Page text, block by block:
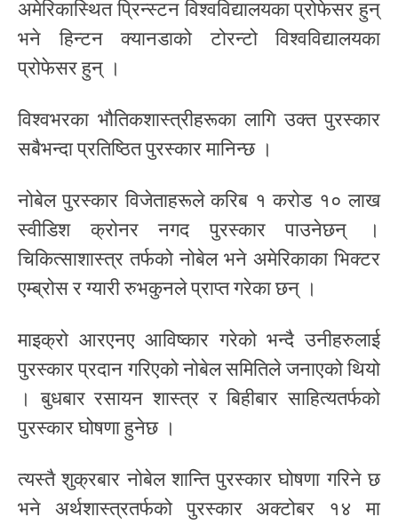
अमेरिकास्थित प्रिन्स्टन विश्वविद्यालयका प्रोफेसर हुन्
भने हिन्टन क्यानडाको टोरन्टो विश्वविद्यालयका
प्रोफेसर हुन् ।
विश्वभरका भौतिकशास्त्रीहरूका लागि उक्त पुरस्कार
सबैभन्दा प्रतिष्ठित पुरस्कार मानिन्छ ।
नोबेल पुरस्कार विजेताहरूले करिब १ करोड १० लाख
स्वीडिश क्रोनर नगद पुरस्कार पाउनेछन् ।
चिकित्साशास्त्र तर्फको नोबेल भने अमेरिकाका भिक्टर
एम्ब्रोस र ग्यारी रुभकुनले प्राप्त गरेका छन् ।
माइक्रो आरएनए आविष्कार गरेको भन्दै उनीहरुलाई
पुरस्कार प्रदान गरिएको नोबेल समितिले जनाएको थियो
। बुधबार रसायन शास्त्र र बिहीबार साहित्यतर्फको
पुरस्कार घोषणा हुनेछ ।
त्यस्तै शुक्रबार नोबेल शान्ति पुरस्कार घोषणा गरिने छ
भने अर्थशास्त्रतर्फको पुरस्कार अक्टोबर १४ मा